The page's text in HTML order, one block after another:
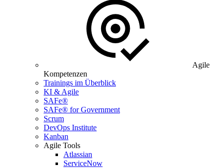
Agile
Kompetenzen
Trainings im Überblick
KI & Agile
SAFe®
SAFe® for Government
Scrum
DevOps Institute
Kanban
Agile Tools
Atlassian
ServiceNow